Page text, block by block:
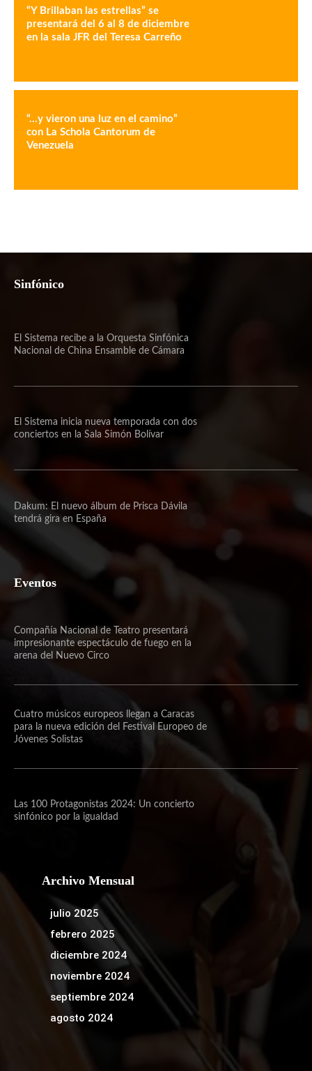
“Y Brillaban las estrellas” se
presentará del 6 al 8 de diciembre
en la sala JFR del Teresa Carreño
“…y vieron una luz en el camino”
con La Schola Cantorum de
Venezuela
Sinfónico
El Sistema recibe a la Orquesta Sinfónica
Nacional de China Ensamble de Cámara
El Sistema inicia nueva temporada con dos
conciertos en la Sala Simón Bolívar
Dakum: El nuevo álbum de Prisca Dávila
tendrá gira en España
Eventos
Compañía Nacional de Teatro presentará
impresionante espectáculo de fuego en la
arena del Nuevo Circo
Cuatro músicos europeos llegan a Caracas
para la nueva edición del Festival Europeo de
Jóvenes Solistas
Las 100 Protagonistas 2024: Un concierto
sinfónico por la igualdad
Archivo Mensual
julio 2025
febrero 2025
diciembre 2024
noviembre 2024
septiembre 2024
agosto 2024